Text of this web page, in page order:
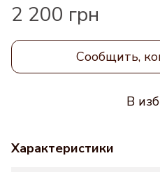
2 200 грн
Сообщить,
В
Характеристики